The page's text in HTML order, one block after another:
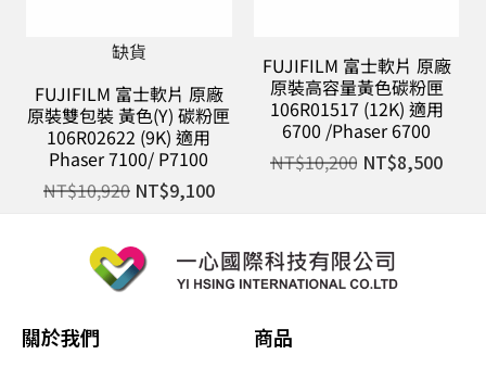
缺貨
FUJIFILM 富士軟片 原廠
原裝雙包裝 黃色(Y) 碳粉匣
106R02622 (9K) 適用
Phaser 7100/ P7100
NT$10,920 NT$9,100
FUJIFILM 富士軟片 原廠
原裝高容量黃色碳粉匣
106R01517 (12K) 適用
6700 /Phaser 6700
NT$10,200 NT$8,500
關於我們 商品